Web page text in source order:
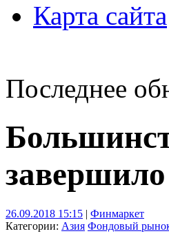
Карта сайта
Последнее
26.09.2018 15:15 | Финмаркет
Категории: Азия Фондовый